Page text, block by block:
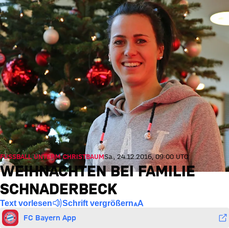
FUSSBALL UNTERM CHRISTBAUM Sa., 24.12.2016, 09:00 UTC
WEIHNACHTEN BEI FAMILIE
SCHNADERBECK
Text vorlesen Schrift vergrößern
FC Bayern App